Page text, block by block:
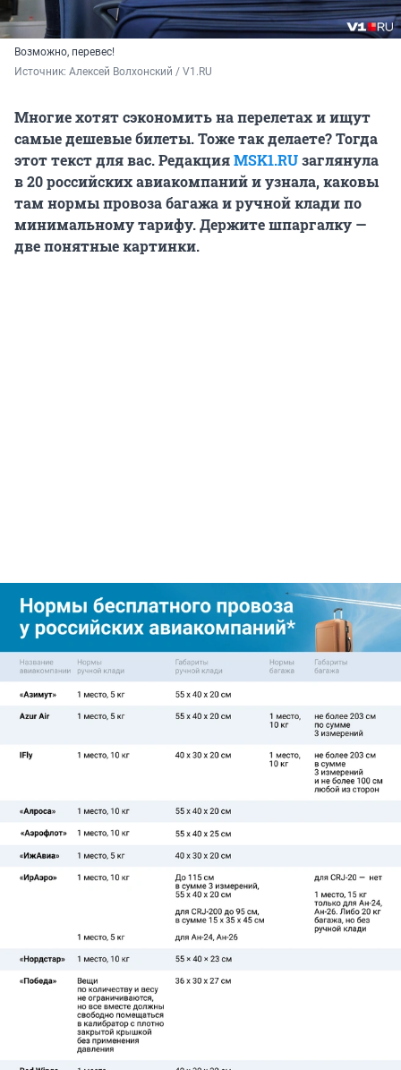
Возможно, перевес!
Источник: Алексей Волхонский / V1.RU
Многие хотят сэкономить на перелетах и ищут
самые дешевые билеты. Тоже так делаете? Тогда
этот текст для вас. РедакцияMSK1.RUзаглянула
в 20 российских авиакомпаний и узнала, каковы
там нормы провоза багажа и ручной кладипо
минимальному тарифу.Держите шпаргалку —
две понятные картинки.